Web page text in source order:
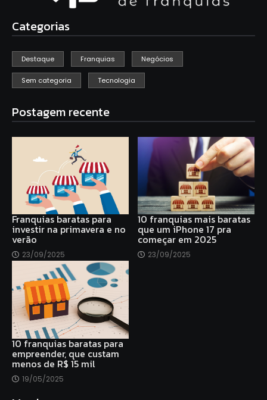
Categorias
Destaque Franquias Negócios
Sem categoria Tecnologia
Postagem recente
Franquias baratas para
investir na primavera e no
verão
23/09/2025
10 franquias mais baratas
que um iPhone 17 pra
começar em 2025
23/09/2025
10 franquias baratas para
empreender, que custam
menos de R$ 15 mil
19/05/2025